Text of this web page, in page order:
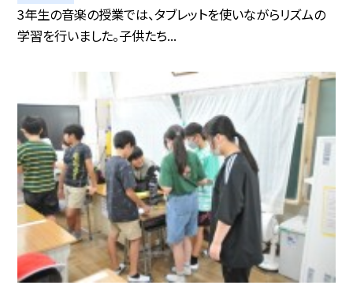
3年生の音楽の授業では、タブレットを使いながらリズムの
学習を行いました。子供たち...